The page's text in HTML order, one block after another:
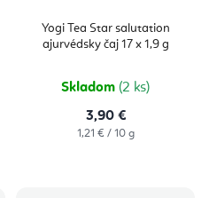
Yogi Tea Star salutation
ajurvédsky čaj 17 x 1,9 g
Skladom (2 ks)
3,90 €
Jednotková
1,21 € / 10 g